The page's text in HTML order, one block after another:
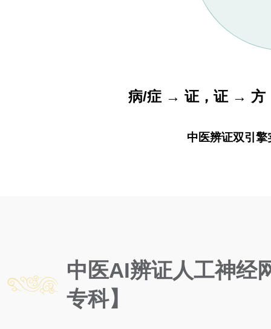
病/症 → 证，证 →
中医辨证双引
中医AI辨证人工神经
专科】